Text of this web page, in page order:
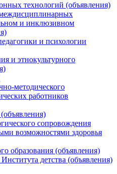
технологий (объявления)
и инклюзивном
и психологии
и этнокультурного
методического
работников
сопровождения
возможностями здоровья
образования (объявления)
детства (объявления)